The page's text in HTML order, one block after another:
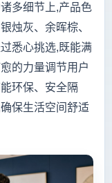
多细节上,产品色
烛灰、余晖棕、
悉心挑选,既能满
的力量调节用户
环保、安全隔
保生活空间舒适